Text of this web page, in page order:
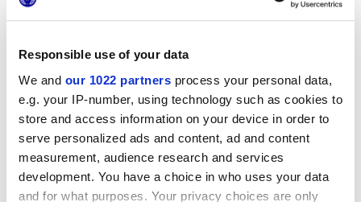
Responsible use of your data
We and our 1022 partners process your personal data,
e.g. your IP-number, using technology such as cookies to
store and access information on your device in order to
serve personalized ads and content, ad and content
measurement, audience research and services
development. You have a choice in who uses your data
and for what purposes. Your privacy choices are only
Для реконструкции этой квартиры в Сантьяго студия
Norte Arquitectos выбрала плитку «cementine» 20x20
коллекции Terra, в элегантном холодном сером
варианте. Декор Astro был использован для создания
оригинального декоративного ковра: сочетание с
полами из неотделанного цемента и цветными обоями
создает приятный эффект смешения фактур,
подчеркивающий индустриальный стиль зоны кухни.